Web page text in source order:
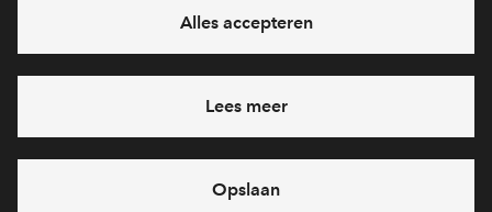
Hiermee blijf je op de hoogte van het belangrijkste nieuws en
eventuele projecten
Ja, ik wil mij aanmelden